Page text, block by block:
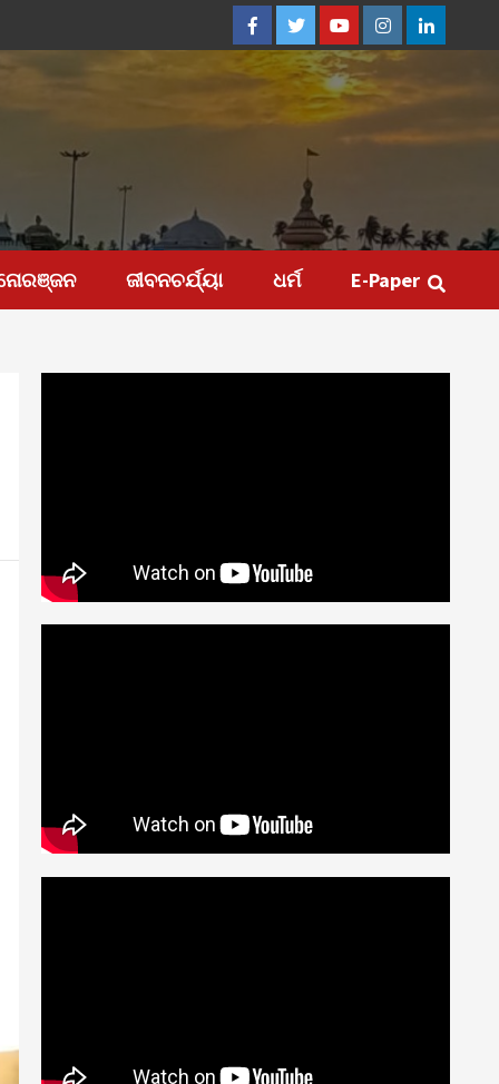
FacebookTwitterYoutubeInstagramLinkedin
ଜୀବନଚର୍ଯ୍ୟା ଧର୍ମ E-Paper